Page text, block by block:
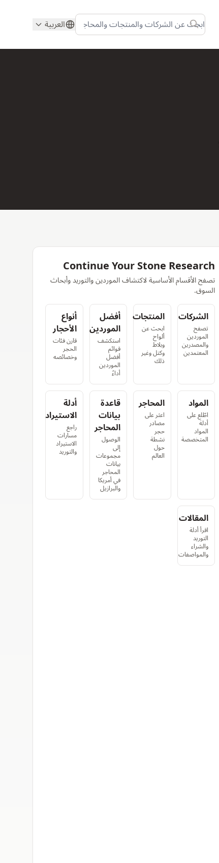
العربية
Continue Your Stone Research
تصفح الأقسام الأساسية لاكتشاف الموردين والتوريد وأبحاث
السوق.
الشركات
تصفح
الموردين
والمصدرين
المعتمدين
المنتجات
ابحث عن
ألواح
وبلاط
وكتل وغير
ذلك
أفضل
الموردين
استكشف
قوائم
أفضل
الموردين
أداءً
أنواع
الأحجار
قارن فئات
الحجر
وخصائصه
المواد
اطّلع على
أدلة
المواد
المتخصصة
المحاجر
اعثر على
مصادر
حجر
نشطة
حول
العالم
قاعدة
بيانات
المحاجر
الوصول
إلى
مجموعات
بيانات
المحاجر
في أمريكا
والبرازيل
أدلة
الاستيراد
راجع
مسارات
الاستيراد
والتوريد
المقالات
اقرأ أدلة
التوريد
والشراء
والمواصفات